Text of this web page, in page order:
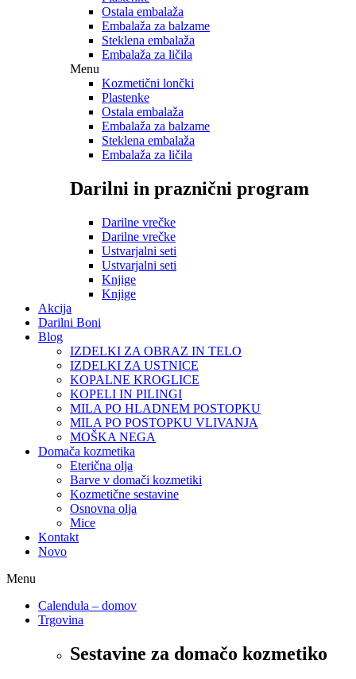
Ostala embalaža
Embalaža za balzame
Steklena embalaža
Embalaža za ličila
Menu
Kozmetični lončki
Plastenke
Ostala embalaža
Embalaža za balzame
Steklena embalaža
Embalaža za ličila
Darilni in praznični program
Darilne vrečke
Darilne vrečke
Ustvarjalni seti
Ustvarjalni seti
Knjige
Knjige
Akcija
Darilni Boni
Blog
IZDELKI ZA OBRAZ IN TELO
IZDELKI ZA USTNICE
KOPALNE KROGLICE
KOPELI IN PILINGI
MILA PO HLADNEM POSTOPKU
MILA PO POSTOPKU VLIVANJA
MOŠKA NEGA
Domača kozmetika
Eterična olja
Barve v domači kozmetiki
Kozmetične sestavine
Osnovna olja
Mice
Kontakt
Novo
Menu
Calendula – domov
Trgovina
Sestavine za domačo kozmetiko